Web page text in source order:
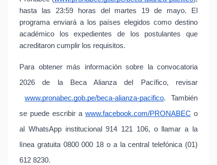
hasta las 23:59 horas del martes 19 de mayo. El
programa enviará a los países elegidos como destino
académico los expedientes de los postulantes que
acreditaron cumplir los requisitos.
Para obtener más información sobre la convocatoria
2026 de la Beca Alianza del Pacífico, revisar
www.pronabec.gob.pe/beca-alianza-pacifico. También
se puede escribir a www.facebook.com/PRONABEC o
al WhatsApp institucional 914 121 106, o llamar a la
línea gratuita 0800 000 18 o a la central telefónica (01)
612 8230.